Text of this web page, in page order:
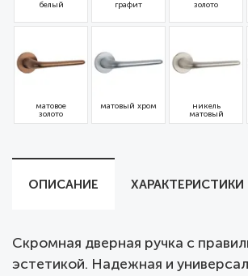
белый графит золото
матовое
золото
матовый хром
никель
матовый
ОПИСАНИЕ ХАРАКТЕРИСТИКИ
Скромная дверная ручка с
эстетикой. Надежная и